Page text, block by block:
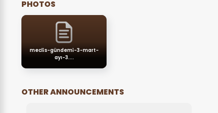
PHOTOS
mecli̇s-gündemi̇-3-mart-
ayı-3....
OTHER ANNOUNCEMENTS